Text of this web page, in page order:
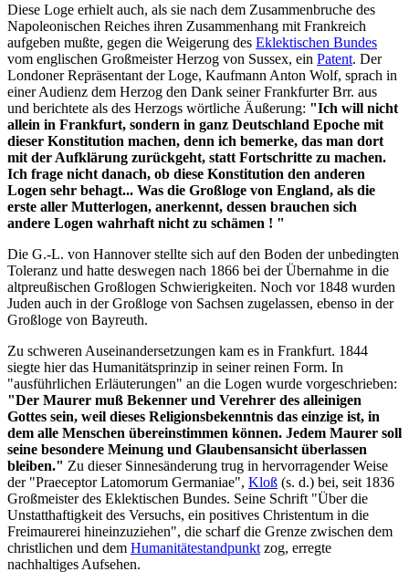
Diese Loge erhielt auch, als sie nach dem Zusammenbruche des
Napoleonischen Reiches ihren Zusammenhang mit Frankreich
aufgeben mußte, gegen die Weigerung des Eklektischen Bundes
vom englischen Großmeister Herzog von Sussex, ein Patent. Der
Londoner Repräsentant der Loge, Kaufmann Anton Wolf, sprach in
einer Audienz dem Herzog den Dank seiner Frankfurter Brr. aus
und berichtete als des Herzogs wörtliche Äußerung: "Ich will nicht
allein in Frankfurt, sondern in ganz Deutschland Epoche mit
dieser Konstitution machen, denn ich bemerke, das man dort
mit der Aufklärung zurückgeht, statt Fortschritte zu machen.
Ich frage nicht danach, ob diese Konstitution den anderen
Logen sehr behagt... Was die Großloge von England, als die
erste aller Mutterlogen, anerkennt, dessen brauchen sich
andere Logen wahrhaft nicht zu schämen ! "
Die G.-L. von Hannover stellte sich auf den Boden der unbedingten
Toleranz und hatte deswegen nach 1866 bei der Übernahme in die
altpreußischen Großlogen Schwierigkeiten. Noch vor 1848 wurden
Juden auch in der Großloge von Sachsen zugelassen, ebenso in der
Großloge von Bayreuth.
Zu schweren Auseinandersetzungen kam es in Frankfurt. 1844
siegte hier das Humanitätsprinzip in seiner reinen Form. In
"ausführlichen Erläuterungen" an die Logen wurde vorgeschrieben:
"Der Maurer muß Bekenner und Verehrer des alleinigen
Gottes sein, weil dieses Religionsbekenntnis das einzige ist, in
dem alle Menschen übereinstimmen können. Jedem Maurer soll
seine besondere Meinung und Glaubensansicht überlassen
bleiben." Zu dieser Sinnesänderung trug in hervorragender Weise
der "Praeceptor Latomorum Germaniae", Kloß (s. d.) bei, seit 1836
Großmeister des Eklektischen Bundes. Seine Schrift "Über die
Unstatthaftigkeit des Versuchs, ein positives Christentum in die
Freimaurerei hineinzuziehen", die scharf die Grenze zwischen dem
christlichen und dem Humanitätestandpunkt zog, erregte
nachhaltiges Aufsehen.